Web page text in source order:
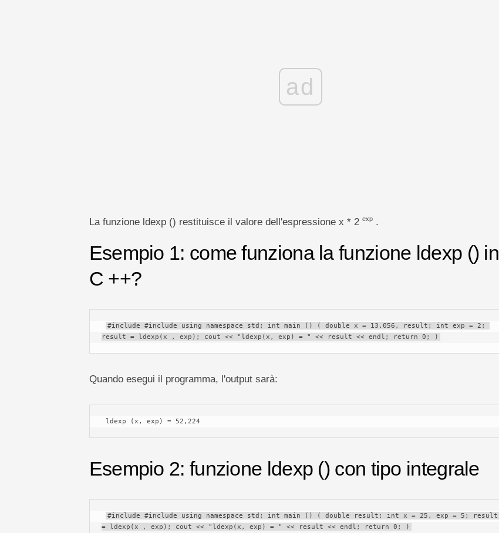
ad
La funzione ldexp () restituisce il valore dell'espressione x * 2 exp.
Esempio 1: come funziona la funzione ldexp () in
C ++?
#include #include using namespace std; int main () ( double x = 13.056, result; int exp = 2;
result = ldexp(x , exp); cout << "ldexp(x, exp) = " << result << endl; return 0; )
Quando esegui il programma, l'output sarà:
ldexp (x, exp) = 52,224
Esempio 2: funzione ldexp () con tipo integrale
#include #include using namespace std; int main () ( double result; int x = 25, exp = 5; result
= ldexp(x , exp); cout << "ldexp(x, exp) = " << result << endl; return 0; )